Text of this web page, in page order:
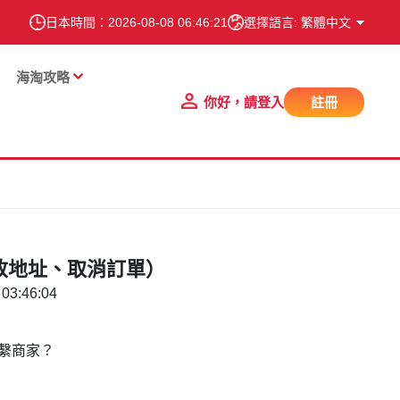
日本時間： 2026-08-08 06:46:22 選擇語言: 繁體中文
海淘攻略
你好，請登入 註冊
址、取消訂單）
商家？